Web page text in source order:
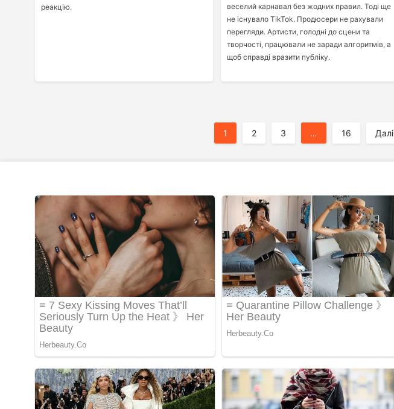
реакцію.
веселий карнавал без жодних правил. Тоді ще
не існувало TikTok. Продюсери не рахували
перегляди. Артисти, голодні до сцени та
творчості, працювали не заради алгоритмів, а
щоб справді вразити публіку.
1 2 3 … 16 Далі